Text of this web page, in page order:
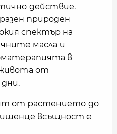
действие.
природен
спектър на
масла и
в
от
от растението до
всъщност е